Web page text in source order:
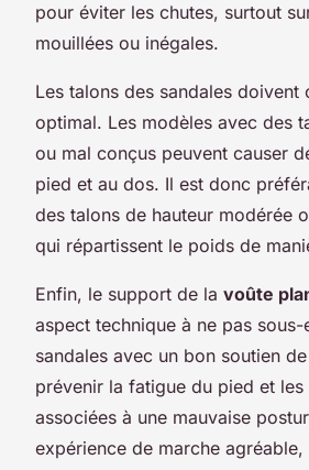
pour éviter les chutes, surtout
mouillées ou inégales.
Les talons des sandales doivent
optimal. Les modèles avec des
ou mal conçus peuvent causer
pied et au dos. Il est donc
des talons de hauteur modérée
qui répartissent le poids de
Enfin, le support de la voûte
aspect technique à ne pas sous-
sandales avec un bon soutien
prévenir la fatigue du pied et les
associées à une mauvaise
expérience de marche